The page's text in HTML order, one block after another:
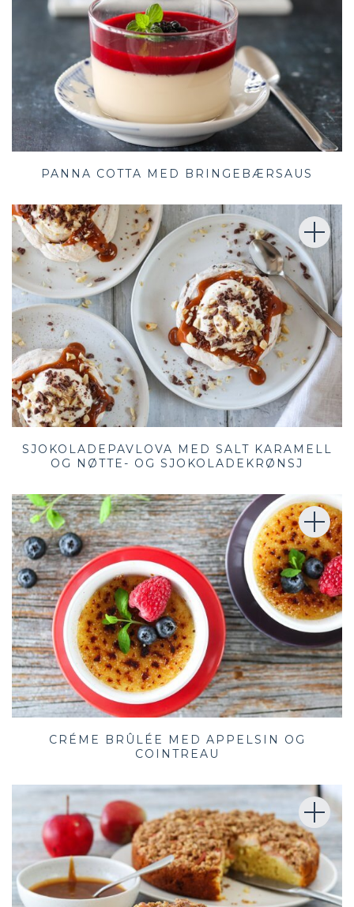
PANNA COTTA MED BRINGEBÆRSAUS
SJOKOLADEPAVLOVA MED SALT KARAMELL
OG NØTTE- OG SJOKOLADEKRØNSJ
CRÉME BRÛLÉE MED APPELSIN OG
COINTREAU